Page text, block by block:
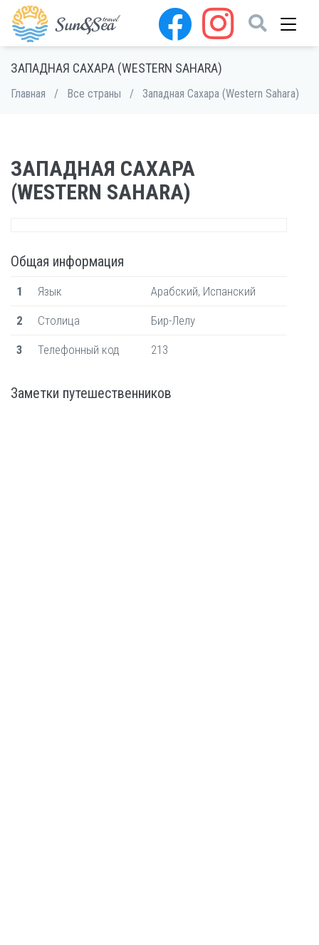
ЗАПАДНАЯ САХАРА (WESTERN SAHARA)
Главная / Все страны / Западная Сахара (Western Sahara)
ЗАПАДНАЯ САХАРА
(WESTERN SAHARA)
Общая информация
1 Язык Арабский, Испанский
2 Столица Бир-Лелу
3 Телефонный код 213
Заметки путешественников